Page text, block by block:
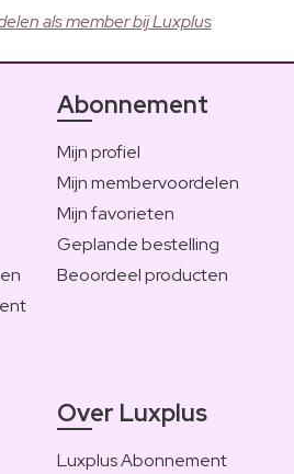
als member bij Luxplus
Abonnement
Mijn profiel
Mijn membervoordelen
Mijn favorieten
Geplande bestelling
Beoordeel producten
Over Luxplus
Luxplus Abonnement